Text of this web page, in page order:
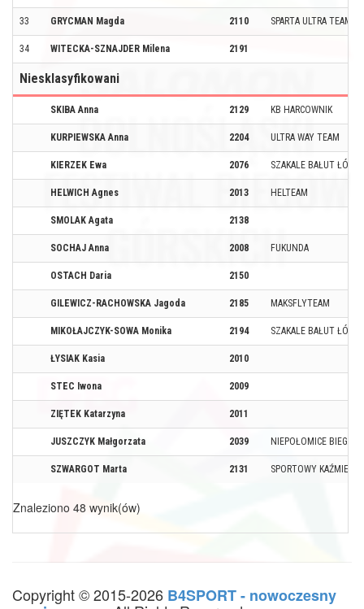
33 GRYCMAN Magda 2110 SPARTA ULTRA TEAM
34 WITECKA-SZNAJDER Milena 2191
Niesklasyfikowani
SKIBA Anna 2129 KB HARCOWNIK
KURPIEWSKA Anna 2204 ULTRA WAY TEAM
KIERZEK Ewa 2076 SZAKALE BAŁUT ŁÓDŹ
HELWICH Agnes 2013 HELTEAM
SMOLAK Agata 2138
SOCHAJ Anna 2008 FUKUNDA
OSTACH Daria 2150
GILEWICZ-RACHOWSKA Jagoda 2185 MAKSFLYTEAM
MIKOŁAJCZYK-SOWA Monika 2194 SZAKALE BAŁUT ŁÓDŹ
ŁYSIAK Kasia 2010
STEC Iwona 2009
ZIĘTEK Katarzyna 2011
JUSZCZYK Małgorzata 2039 NIEPOŁOMICE BIEGAJĄ
SZWARGOT Marta 2131 SPORTOWY KAŹMIERZ
Znaleziono 48 wynik(ów)
Copyright © 2015-2026 B4SPORT - nowoczesny